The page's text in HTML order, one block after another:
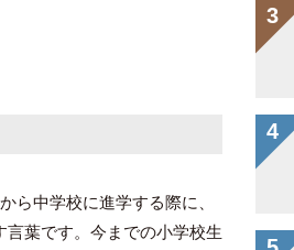
ら中学校に進学する際に、
葉です。今までの小学校生